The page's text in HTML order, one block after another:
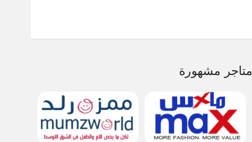
متاجر مشهورة